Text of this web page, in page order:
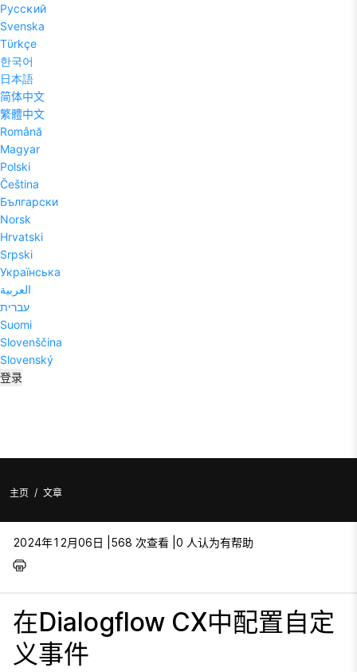
Pyccĸий
Svenska
Tϋrkçe
한국어
日本語
简体中文
繁體中文
Română
Magyar
Polski
Čeština
Български
Norsk
Hrvatski
Srpski
Українська
العربية
עברית
Suomi
Slovenščina
Slovenský
登录
主页 / 文章
2024年12月06日 | 568 次查看 | 0 人认为有帮助
在Dialogflow CX中配置自定
义事件